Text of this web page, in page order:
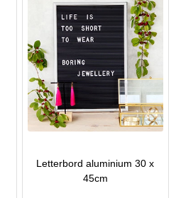
Letterbord aluminium 30 x
45cm